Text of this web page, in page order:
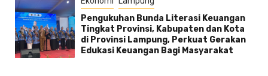
Pengukuhan Bunda Literasi Keuangan
Tingkat Provinsi, Kabupaten dan Kota
di Provinsi Lampung, Perkuat Gerakan
Edukasi Keuangan Bagi Masyarakat